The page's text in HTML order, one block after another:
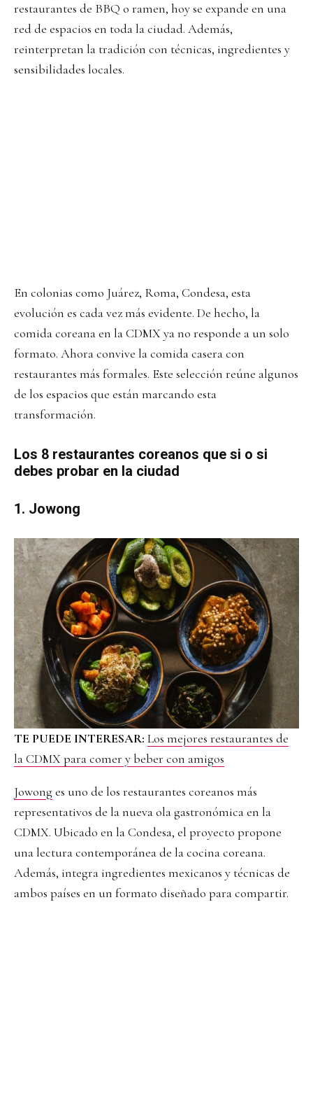
restaurantes de BBQ o ramen, hoy se expande en una
red de espacios en toda la ciudad. Además,
reinterpretan la tradición con técnicas, ingredientes y
sensibilidades locales.
En colonias como Juárez, Roma, Condesa, esta
evolución es cada vez más evidente. De hecho, la
comida coreana en la CDMX ya no responde a un solo
formato. Ahora convive la comida casera con
restaurantes más formales. Este selección reúne algunos
de los espacios que están marcando esta
transformación.
Los 8 restaurantes coreanos que si o si
debes probar en la ciudad
1. Jowong
TE PUEDE INTERESAR: Los mejores restaurantes de
la CDMX para comer y beber con amigos
Jowong es uno de los restaurantes coreanos más
representativos de la nueva ola gastronómica en la
CDMX. Ubicado en la Condesa, el proyecto propone
una lectura contemporánea de la cocina coreana.
Además, integra ingredientes mexicanos y técnicas de
ambos países en un formato diseñado para compartir.